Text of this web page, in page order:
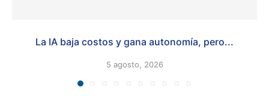
La IA baja costos y gana autonomía, pero...
5 agosto, 2026